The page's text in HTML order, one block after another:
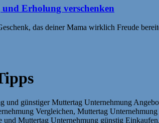
Erholung verschenken
das deiner Mama wirklich Freude
günstiger Muttertag Unternehmung
Vergleichen, Muttertag
Muttertag Unternehmung günstig